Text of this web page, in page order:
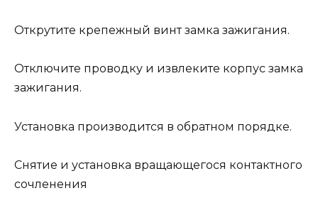
Открутите крепежный винт замка зажигания.
Отключите проводку и извлеките корпус замка
зажигания.
Установка производится в обратном порядке.
Снятие и установка вращающегося контактного
сочленения